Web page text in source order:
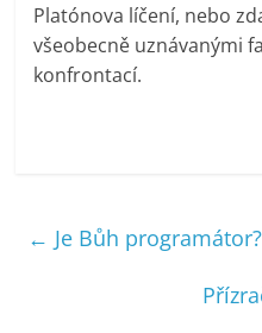
Platónova líčení, nebo
všeobecně uznávanými
konfrontací.
← Je Bůh programátor?